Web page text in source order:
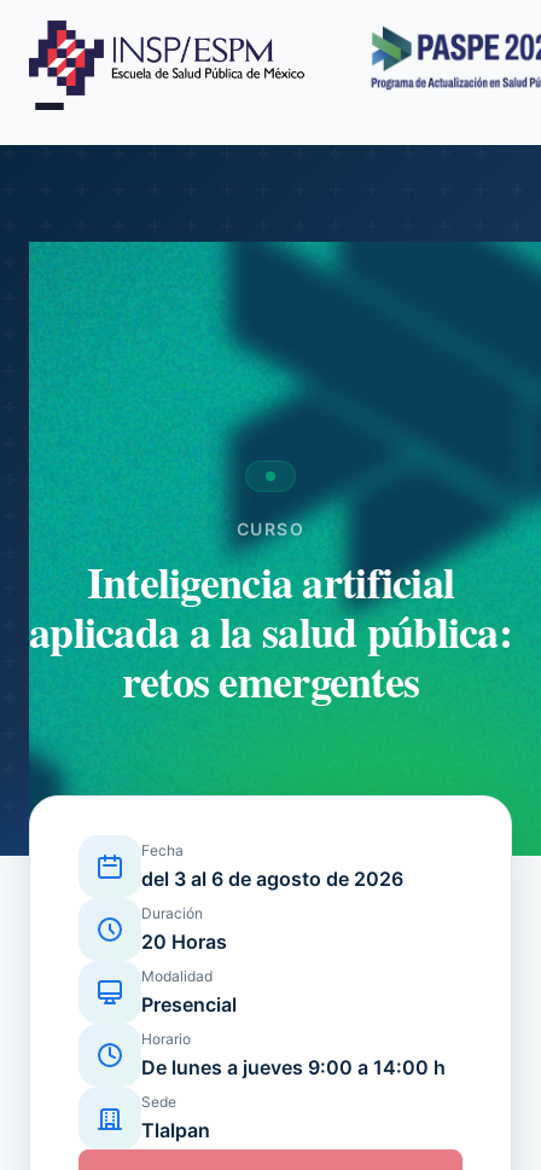
CURSO
Inteligencia artificial
aplicada a la salud pública:
retos emergentes
Fecha
del 3 al 6 de agosto de 2026
Duración
20 Horas
Modalidad
Presencial
Horario
De lunes a jueves 9:00 a 14:00 h
Sede
Tlalpan